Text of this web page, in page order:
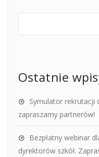
Ostatnie
Symulator rekrutacji
zapraszamy partnerów!
Bezpłatny webinar
dyrektorów szkół.